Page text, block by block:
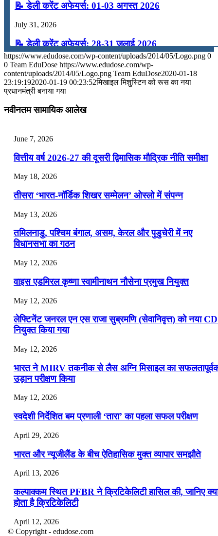
Menu Menu
📝 डेली करेंट अफेयर्स: 01-03 अगस्त 2026
July 31, 2026
📝 डेली करेंट अफेयर्स: 28-31 जुलाई 2026
July 28, 2026
📝 डेली करेंट अफेयर्स: 25-27 जुलाई 2026
July 22, 2026
📝 डेली करेंट अफेयर्स: 19-21 जुलाई 2026
July 19, 2026
📝 डेली करेंट अफेयर्स: 16-18 जुलाई 2026
July 16, 2026
📝 डेली करेंट अफेयर्स: 13-15 जुलाई 2026
https://www.edudose.com/wp-content/uploads/2014/05/Logo.png 0
0 Team EduDose https://www.edudose.com/wp-
content/uploads/2014/05/Logo.png Team EduDose2020-01-18
23:19:192020-01-19 00:23:52मिखाइल मिशुस्टिन को रूस का नया
प्रधानमंत्री बनाया गया
नवीनतम सामायिक आलेख
June 7, 2026
वित्तीय वर्ष 2026-27 की दूसरी द्विमासिक मौद्रिक नीति समीक्षा
May 18, 2026
तीसरा ‘भारत-नॉर्डिक शिखर सम्मेलन’ ओस्लो में संपन्न
May 13, 2026
तमिलनाडु, पश्चिम बंगाल, असम, केरल और पुडुचेरी में नए
विधानसभा का गठन
May 12, 2026
वाइस एडमिरल कृष्णा स्वामीनाथन नौसेना प्रमुख नियुक्त
May 12, 2026
लेफ्टिनेंट जनरल एन एस राजा सुब्रमणि (सेवानिवृत्त) को नया
नियुक्त किया गया
May 12, 2026
भारत ने MIRV तकनीक से लैस अग्नि मिसाइल का
उड़ान परीक्षण किया
May 12, 2026
स्वदेशी निर्देशित बम प्रणाली ‘तारा’ का पहला सफल परीक्षण
April 29, 2026
भारत और न्यूजीलैंड के बीच ऐतिहासिक मुक्त व्यापार समझौते
April 13, 2026
कल्पाक्कम स्थित PFBR ने क्रिटिकेलिटी हासिल की, जानिए
होता है क्रिटिकेलिटी
April 12, 2026
© Copyright - edudose.com